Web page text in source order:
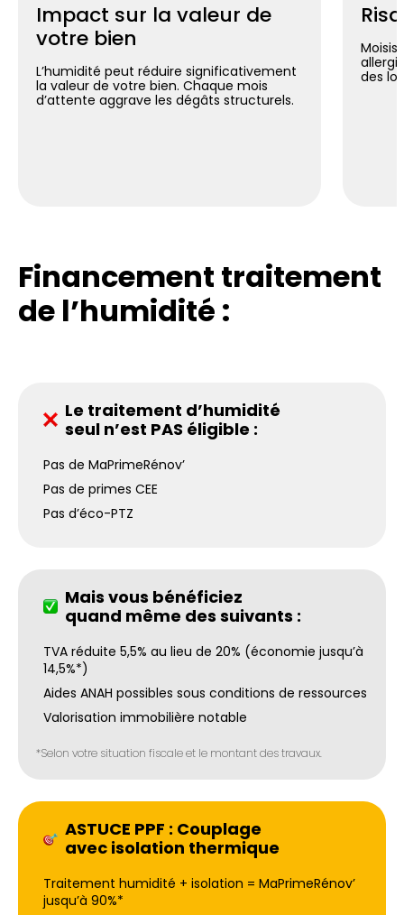
Impact sur la valeur de
votre bien
L’humidité peut réduire significativement
la valeur de votre bien. Chaque mois
d’attente aggrave les dégâts structurels.
des
Financement traitement
de l’humidité :
Le traitement d’humidité
seul n’est PAS éligible :
Pas de MaPrimeRénov’
Pas de primes CEE
Pas d’éco-PTZ
Mais vous bénéficiez
quand même des suivants :
TVA réduite 5,5% au lieu de 20% (économie jusqu’à
14,5%*)
Aides ANAH possibles sous conditions de ressources
Valorisation immobilière notable
*Selon votre situation fiscale et le montant des travaux.
ASTUCE PPF : Couplage
avec isolation thermique
Traitement humidité + isolation = MaPrimeRénov’
jusqu’à 90%*